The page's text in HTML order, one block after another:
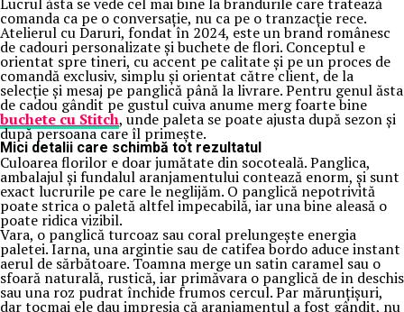
comanda ca pe o conversație, nu ca pe o tranzacție rece.
Atelierul cu Daruri, fondat în 2024, este un brand românesc
de cadouri personalizate și buchete de flori. Conceptul e
orientat spre tineri, cu accent pe calitate și pe un proces de
comandă exclusiv, simplu și orientat către client, de la
selecție și mesaj pe panglică până la livrare. Pentru genul ăsta
de cadou gândit pe gustul cuiva anume merg foarte bine
buchete cu Stitch, unde paleta se poate ajusta după sezon și
după persoana care îl primește.
Mici detalii care schimbă tot rezultatul
Culoarea florilor e doar jumătate din socoteală. Panglica,
ambalajul și fundalul aranjamentului contează enorm, și sunt
exact lucrurile pe care le neglijăm. O panglică nepotrivită
poate strica o paletă altfel impecabilă, iar una bine aleasă o
poate ridica vizibil.
Vara, o panglică turcoaz sau coral prelungește energia
paletei. Iarna, una argintie sau de catifea bordo aduce instant
aerul de sărbătoare. Toamna merge un satin caramel sau o
sfoară naturală, rustică, iar primăvara o panglică de in deschis
sau una roz pudrat închide frumos cercul. Par mărunțișuri,
dar tocmai ele dau impresia că aranjamentul a fost gândit, nu